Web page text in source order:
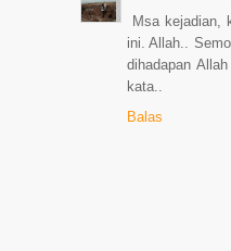
Msa kejadian,
ini. Allah..
dihadapan
kata..
Balas